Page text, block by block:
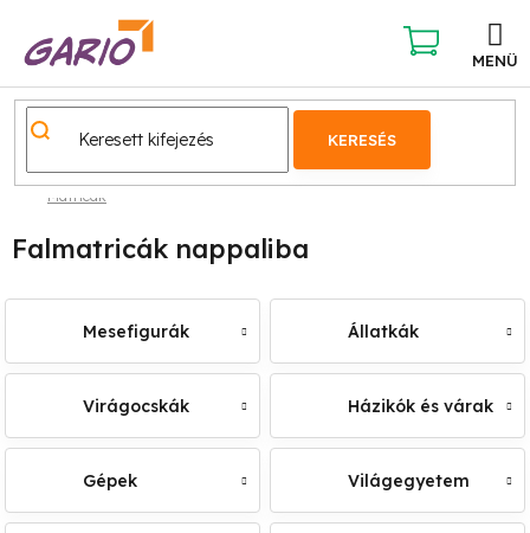
KERESÉS
KOSÁR
Matricák
Falmatricák nappaliba
Mesefigurák Állatkák
Virágocskák Házikók és várak
Gépek Világegyetem